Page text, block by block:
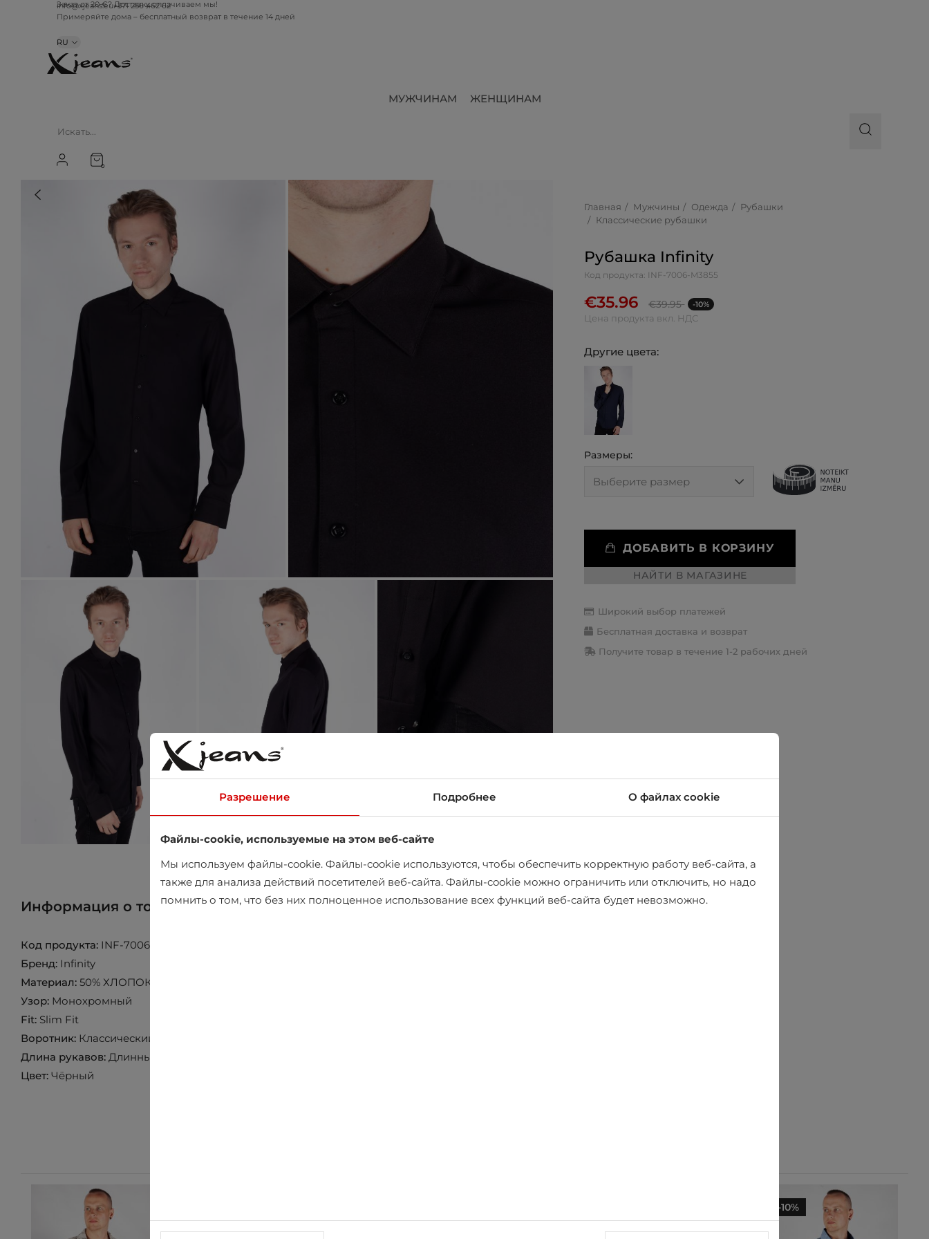
info@xjeans.eu+371 256 462 62
Заказ от 20 €? Доставку оплачиваем мы!
RU
МУЖЧИНАМ ЖЕНЩИНАМ
0
Главная Мужчины Одежда
Рубашки
Классические рубашки
Рубашка Infinity
Код продукта: INF-7006-M3855
€35.96 €39.95 -10%
Цена продукта вкл. НДС
Другие цвета:
Размеры:
ДОБАВИТЬ В КОРЗИНУ
НАЙТИ В МАГАЗИНЕ
Широкий выбор платежей
Бесплатная доставка и возврат
Получите товар в течение 1-2 рабочих дней
Информация о товаре Найти товар в магазине
Код продукта: INF-7006-M3855
Бренд: Infinity
Материал: 50% ХЛОПОК 45% ЛЕН 5% ЭЛАСТАН
Узор: Монохромный
Fit: Slim Fit
Воротник: Классический воротник
Длина рукавов: Длинный рукав
Цвет: Чёрный
-10%
Разрешение Подробнее О файлах cookie
Файлы-cookie, используемые на этом веб-сайте
Мы используем файлы-cookie. Файлы-cookie используются, чтобы обеспечить корректную работу веб-сайта, а
также для анализа действий посетителей веб-сайта. Файлы-cookie можно ограничить или отключить, но надо
помнить о том, что без них полноценное использование всех функций веб-сайта будет невозможно.